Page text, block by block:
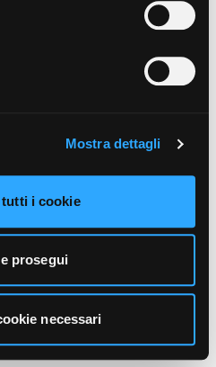
visione dell’informativa
cliccando qui.
Mostra dettagli
i cookie
prosegui
necessari